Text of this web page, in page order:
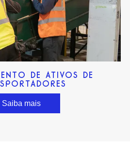
DE ATIVOS DE
Saiba mais